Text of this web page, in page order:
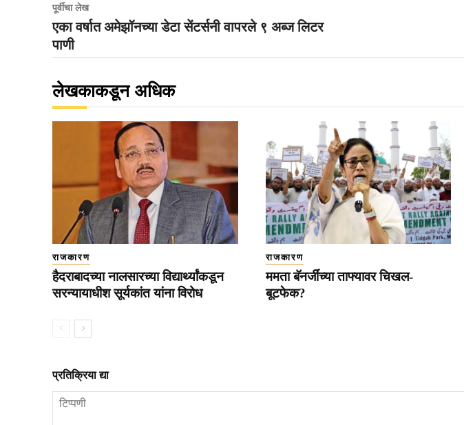
पूर्वीचा लेख
एका वर्षात अमेझॉनच्या डेटा सेंटर्सनी वापरले ९ अब्ज लिटर
पाणी
लेखकाकडून अधिक
राजकारण
हैदराबादच्या नालसारच्या विद्यार्थ्यांकडून
सरन्यायाधीश सूर्यकांत यांना विरोध
राजकारण
ममता बॅनर्जींच्या ताफ्यावर चिखल-
बूटफेक?
प्रतिक्रिया द्या